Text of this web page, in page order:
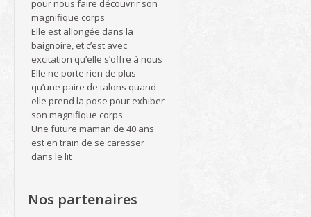
pour nous faire découvrir son
magnifique corps
Elle est allongée dans la
baignoire, et c’est avec
excitation qu’elle s’offre à nous
Elle ne porte rien de plus
qu’une paire de talons quand
elle prend la pose pour exhiber
son magnifique corps
Une future maman de 40 ans
est en train de se caresser
dans le lit
Nos partenaires